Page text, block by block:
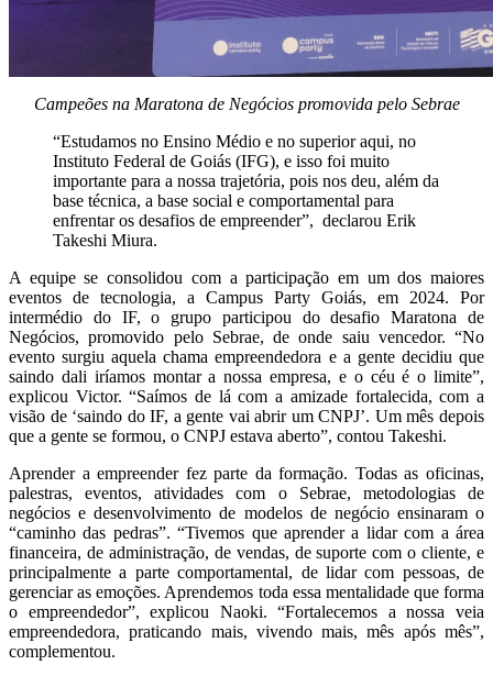
Campeões na Maratona de Negócios promovida pelo Sebrae
“Estudamos no Ensino Médio e no superior aqui, no
Instituto Federal de Goiás (IFG), e isso foi muito
importante para a nossa trajetória, pois nos deu, além da
base técnica, a base social e comportamental para
enfrentar os desafios de empreender”, declarou Erik
Takeshi Miura.
A equipe se consolidou com a participação em um dos maiores
eventos de tecnologia, a Campus Party Goiás, em 2024. Por
intermédio do IF, o grupo participou do desafio Maratona de
Negócios, promovido pelo Sebrae, de onde saiu vencedor. “No
evento surgiu aquela chama empreendedora e a gente decidiu que
saindo dali iríamos montar a nossa empresa, e o céu é o limite”,
explicou Victor. “Saímos de lá com a amizade fortalecida, com a
visão de ‘saindo do IF, a gente vai abrir um CNPJ’. Um mês depois
que a gente se formou, o CNPJ estava aberto”, contou Takeshi.
Aprender a empreender fez parte da formação. Todas as oficinas,
palestras, eventos, atividades com o Sebrae, metodologias de
negócios e desenvolvimento de modelos de negócio ensinaram o
“caminho das pedras”. “Tivemos que aprender a lidar com a área
financeira, de administração, de vendas, de suporte com o cliente, e
principalmente a parte comportamental, de lidar com pessoas, de
gerenciar as emoções. Aprendemos toda essa mentalidade que forma
o empreendedor”, explicou Naoki. “Fortalecemos a nossa veia
empreendedora, praticando mais, vivendo mais, mês após mês”,
complementou.